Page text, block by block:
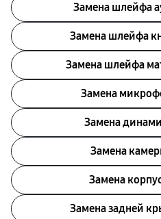
Замена шлейфа
Замена шлейфа
Замена шлейфа
Замена
Замена
Замена
Замена
Замена задней